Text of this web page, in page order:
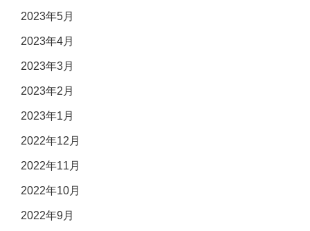
2023年5月
2023年4月
2023年3月
2023年2月
2023年1月
2022年12月
2022年11月
2022年10月
2022年9月